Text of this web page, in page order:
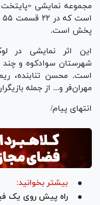
پخش است.
این اثر نمایشی در
شهرستان سوادکوه و
است. محسن تنابنده،
مهران‌فر و... از جمله
انتهای پیام/
بیشتر بخوانید:
راه پیش روی یک